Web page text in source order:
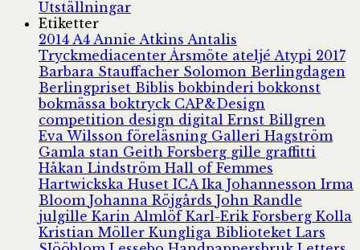
Utställningar
Etiketter
2014 A4 Annie Atkins Antalis
Tryckmediacenter Årsmöte ateljé Atypi 2017
Barbara Stauffacher Solomon Berlingdagen
Berlingpriset Biblisbokbinderibokkonst
bokmässaboktryck CAP&Design
competition design digital Ernst Billgren
Eva Wilsson föreläsning Galleri Hagström
Gamla stan Geith Forsberg gille graffitti
Håkan Lindström Hall of Femmes
Hartwickska Huset ICA Ika Johannesson Irma
Bloom Johanna Röjgårds John Randle
julgille Karin Almlöf Karl-Erik Forsberg Kolla
Kristian Möller Kungliga Biblioteket Lars